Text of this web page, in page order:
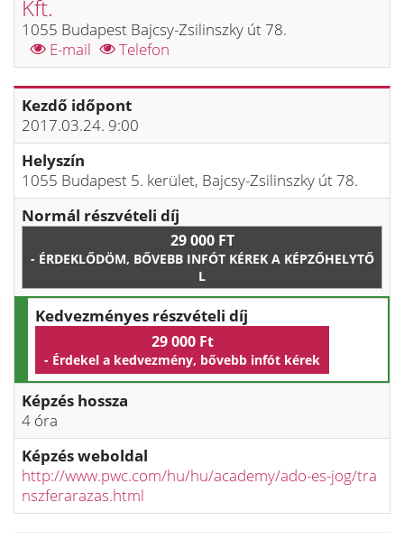
Kft.
1055 Budapest Bajcsy-Zsilinszky út 78.
E-mail
Telefon
Kezdő időpont
2017.03.24. 9:00
Helyszín
1055 Budapest 5. kerület, Bajcsy-Zsilinszky út 78.
Normál részvételi díj
29 000 FT
- ÉRDEKLŐDÖM, BŐVEBB INFÓT KÉREK A KÉPZŐHELYTŐ
L
Kedvezményes részvételi díj
29 000 Ft
- Érdekel a kedvezmény, bővebb infót kérek
Képzés hossza
4 óra
Képzés weboldal
http://www.pwc.com/hu/hu/academy/ado-es-jog/tra
nszferarazas.html